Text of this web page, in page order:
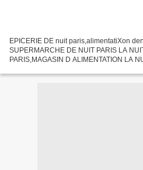
EPICERIE DE nuit paris,alimentatiXon
SUPERMARCHE DE NUIT PARIS LA
PARIS,MAGASIN D ALIMENTATION LA
A PARIS,CHAMPAGNE...